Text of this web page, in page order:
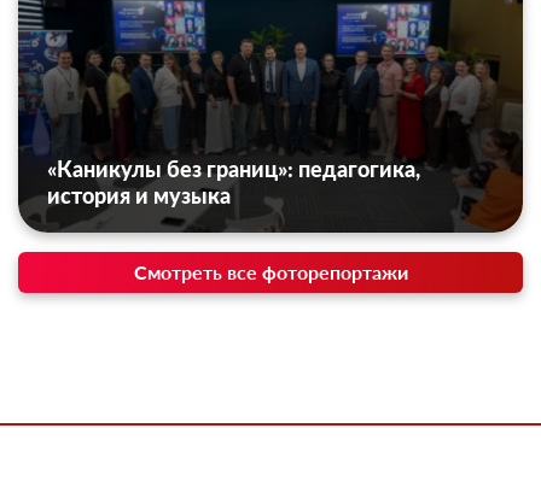
«Каникулы без границ»: педагогика,
история и музыка
Смотреть все фоторепортажи